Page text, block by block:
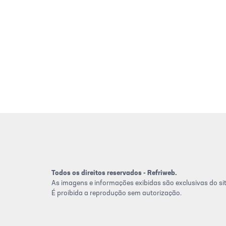
Todos os direitos reservados - Refriweb.
As imagens e informações exibidas são exclusivas do
É proibida a reprodução sem autorização.